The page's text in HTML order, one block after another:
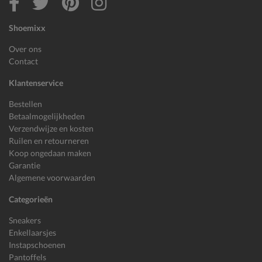
Shoemixx
Over ons
Contact
Klantenservice
Bestellen
Betaalmogelijkheden
Verzendwijze en kosten
Ruilen en retourneren
Koop ongedaan maken
Garantie
Algemene voorwaarden
Categorieën
Sneakers
Enkellaarsjes
Instapschoenen
Pantoffels